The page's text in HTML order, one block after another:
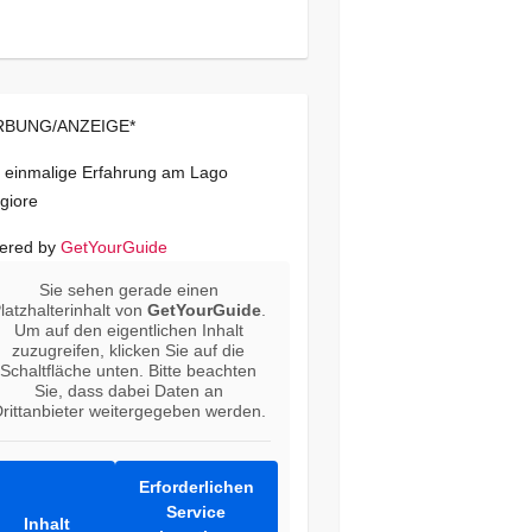
ANZEIGE*
einmalige Erfahrung am Lago
by GetYourGuide
Sie sehen gerade einen
vonGetYourGuide
Um auf den eigentlichen Inhalt
zuzugreifen, klicken Sie auf die
Schaltfläche unten. Bitte beachten
Sie, dass dabei Daten an
weitergegeben werden.
Inhalt
Erforderlichen
Service